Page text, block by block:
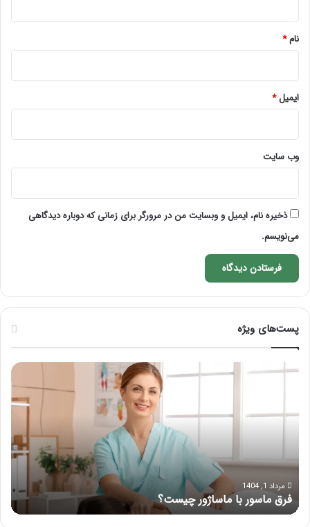
نام*
ایمیل*
وب‌ سایت
ذخیره نام، ایمیل و وبسایت من در مرورگر برای زمانی که دوباره دیدگاهی
می‌نویسم.
پست‌های ویژه
فرق
ماساژور
مرداد 1, 1404
فرق ماسور با ماساژور چیست؟
و
آن!